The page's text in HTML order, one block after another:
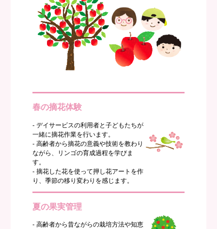
春の摘花体験
- デイサービスの利用者と子どもたちが
一緒に摘花作業を行います。
- 高齢者から摘花の意義や技術を教わり
ながら、リンゴの育成過程を学びま
す。
- 摘花した花を使って押し花アートを作
り、季節の移り変わりを感じます。
夏の果実管理
- 高齢者から昔ながらの栽培方法や知恵